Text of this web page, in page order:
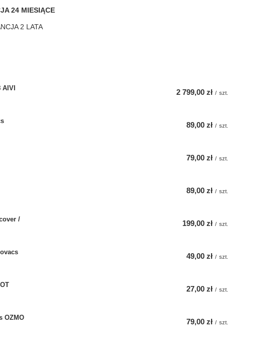
24 MIESIĄCE
2 LATA
AIVI
2 799,00 zł / szt.
89,00 zł / szt.
79,00 zł / szt.
89,00 zł / szt.
/
199,00 zł / szt.
49,00 zł / szt.
27,00 zł / szt.
OZMO
79,00 zł / szt.